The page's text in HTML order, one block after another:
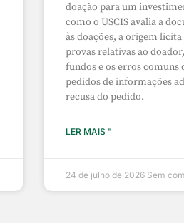
doação para um
como o USCIS avalia a
às doações, a origem
provas relativas ao
fundos e os erros comuns
pedidos de informações
recusa do pedido.
LER MAIS "
24 de julho de 2026 Sem